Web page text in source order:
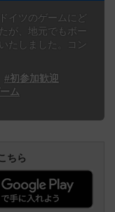
イツのゲームにど
が、地元でもボー
たしました。コン
#初参加歓迎
ム
ちら